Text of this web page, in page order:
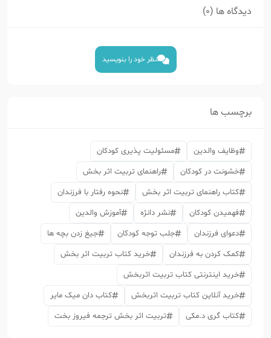
دیدگاه ها (0)
نظر خود را بنویسید
برچسب ها
وظایف والدین
مسئولیت پذیری کودکان
خشونت در کودکان
راهنمای تربیت اثر بخش
کتاب راهنمای تربیت اثر بخش
نحوه رفتار با فرزندان
فهمیدن کودکان
نشر دانژه
آموزش والدین
دعوای فرزندان
جلب توجه کودکان
جیغ زدن بچه ها
کمک کردن به فرزندان
خرید کتاب تربیت اثر بخش
خرید اینترنتی کتاب تربیت اثربخش
خرید آنلاین کتاب تربیت اثربخش
کتاب دان میک مایر
کتاب گری د.مکی
تربیت اثر بخش ترجمه فیروز بخت